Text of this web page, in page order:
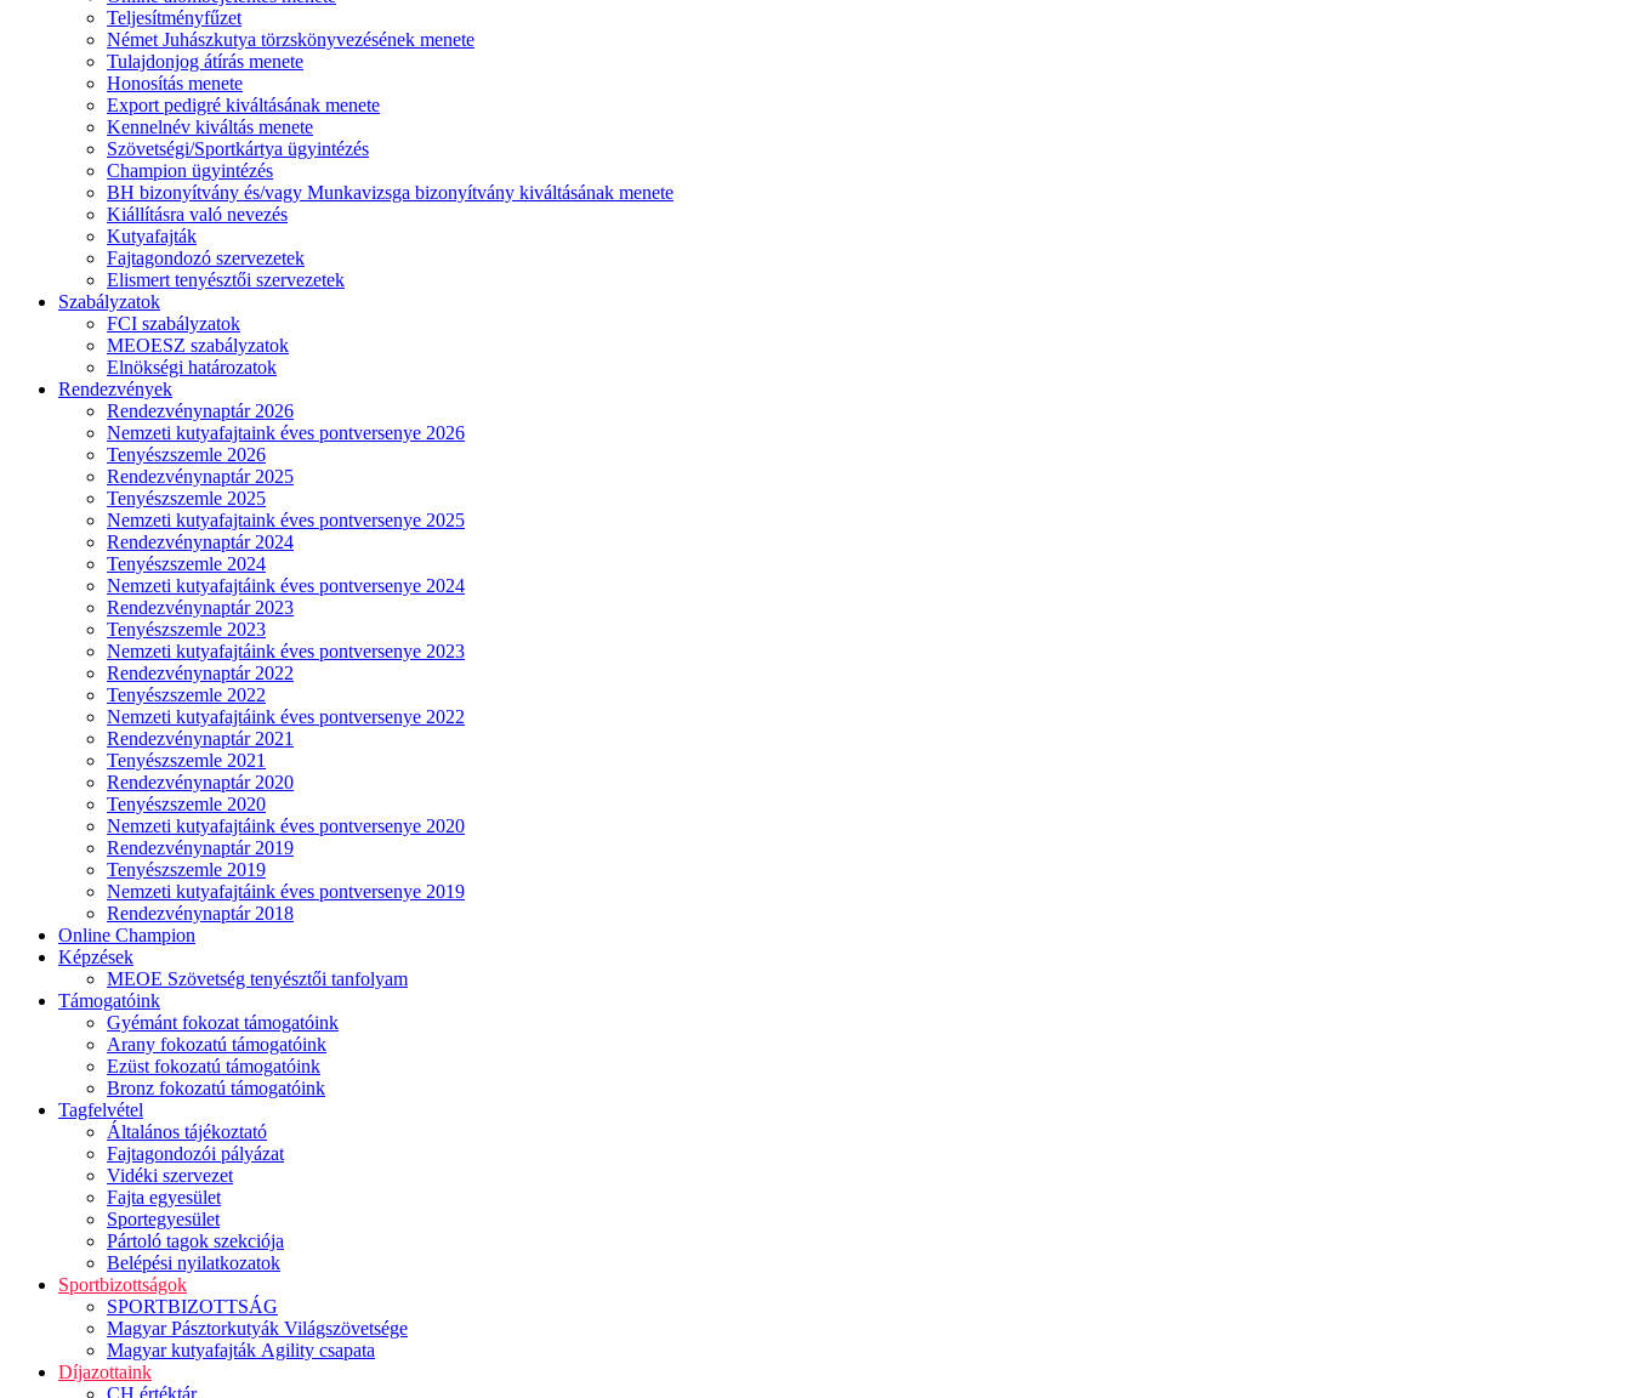
Teljesítményfűzet
Német Juhászkutya törzskönyvezésének menete
Tulajdonjog átírás menete
Honosítás menete
Export pedigré kiváltásának menete
Kennelnév kiváltás menete
Szövetségi/Sportkártya ügyintézés
Champion ügyintézés
BH bizonyítvány és/vagy Munkavizsga bizonyítvány kiváltásának menete
Kiállításra való nevezés
Kutyafajták
Fajtagondozó szervezetek
Elismert tenyésztői szervezetek
Szabályzatok
FCI szabályzatok
MEOESZ szabályzatok
Elnökségi határozatok
Rendezvények
Rendezvénynaptár 2026
Nemzeti kutyafajtaink éves pontversenye 2026
Tenyészszemle 2026
Rendezvénynaptár 2025
Tenyészszemle 2025
Nemzeti kutyafajtaink éves pontversenye 2025
Rendezvénynaptár 2024
Tenyészszemle 2024
Nemzeti kutyafajtáink éves pontversenye 2024
Rendezvénynaptár 2023
Tenyészszemle 2023
Nemzeti kutyafajtáink éves pontversenye 2023
Rendezvénynaptár 2022
Tenyészszemle 2022
Nemzeti kutyafajtáink éves pontversenye 2022
Rendezvénynaptár 2021
Tenyészszemle 2021
Rendezvénynaptár 2020
Tenyészszemle 2020
Nemzeti kutyafajtáink éves pontversenye 2020
Rendezvénynaptár 2019
Tenyészszemle 2019
Nemzeti kutyafajtáink éves pontversenye 2019
Rendezvénynaptár 2018
Online Champion
Képzések
MEOE Szövetség tenyésztői tanfolyam
Támogatóink
Gyémánt fokozat támogatóink
Arany fokozatú támogatóink
Ezüst fokozatú támogatóink
Bronz fokozatú támogatóink
Tagfelvétel
Általános tájékoztató
Fajtagondozói pályázat
Vidéki szervezet
Fajta egyesület
Sportegyesület
Pártoló tagok szekciója
Belépési nyilatkozatok
Sportbizottságok
SPORTBIZOTTSÁG
Magyar Pásztorkutyák Világszövetsége
Magyar kutyafajták Agility csapata
Díjazottaink
CH értéktár